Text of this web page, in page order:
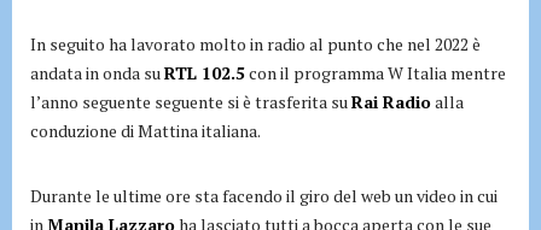
In seguito ha lavorato molto in radio al punto che nel 2022 è
andata in onda suRTL 102.5con il programma W Italia mentre
l’anno seguente seguente si è trasferita suRai Radioalla
conduzione di Mattina italiana.
Durante le ultime ore sta facendo il giro del web un video in cui
inManila Lazzaroha lasciato tutti a bocca aperta con le sue